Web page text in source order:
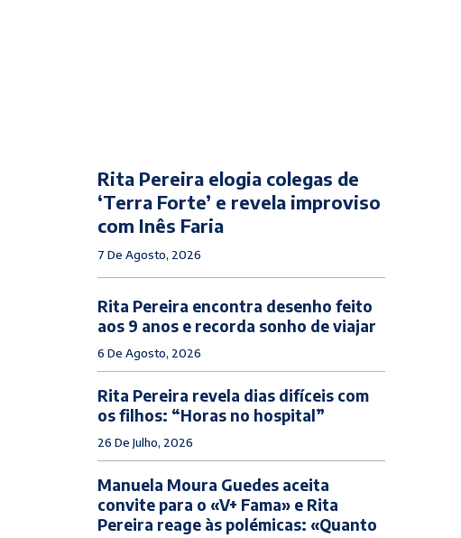
Rita Pereira elogia colegas de
‘Terra Forte’ e revela improviso
com Inês Faria
7 De Agosto, 2026
Rita Pereira encontra desenho feito
aos 9 anos e recorda sonho de viajar
6 De Agosto, 2026
Rita Pereira revela dias difíceis com
os filhos: “Horas no hospital”
26 De Julho, 2026
Manuela Moura Guedes aceita
convite para o «V+ Fama» e Rita
Pereira reage às polémicas: «Quanto